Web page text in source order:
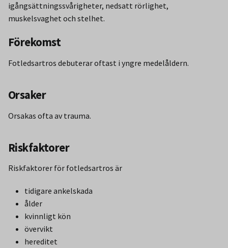
igångsättningssvårigheter, nedsatt rörlighet,
muskelsvaghet och stelhet.
Förekomst
Fotledsartros debuterar oftast i yngre medelåldern.
Orsaker
Orsakas ofta av trauma.
Riskfaktorer
Riskfaktorer för fotledsartros är
tidigare ankelskada
ålder
kvinnligt kön
övervikt
hereditet